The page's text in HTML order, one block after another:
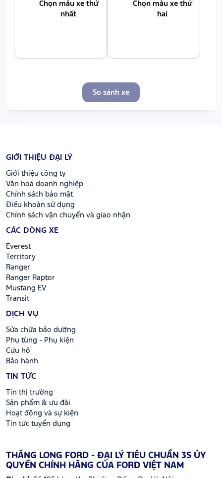
Chọn mẫu xe thứ
nhất
Chọn mẫu xe thứ
hai
So sánh xe
GIỚI THIỆU ĐẠI LÝ
Giới thiệu công ty
Văn hoá doanh nghiệp
Chính sách bảo mật
Điều khoản sử dụng
Chính sách vận chuyển và giao nhận
CÁC DÒNG XE
Everest
Territory
Ranger
Ranger Raptor
Mustang EV
Transit
DỊCH VỤ
Sửa chữa bảo dưỡng
Phụ tùng - Phụ kiện
Cứu hộ
Bảo hành
TIN TỨC
Tin thị trường
Sản phẩm & ưu đãi
Hoạt động và sự kiện
Tin tức tuyển dụng
THĂNG LONG FORD - ĐẠI LÝ TIÊU CHUẨN 3S ỦY
QUYỀN CHÍNH HÃNG CỦA FORD VIỆT NAM